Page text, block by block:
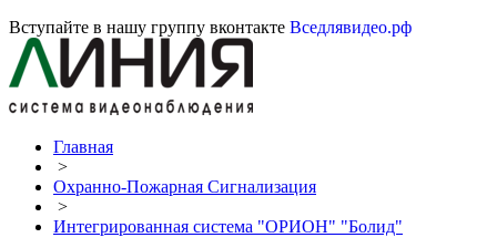
Вступайте в нашу группу вконтакте Вседлявидео.рф
Главная
>
Охранно-Пожарная Сигнализация
>
Интегрированная система "ОРИОН" "Болид"